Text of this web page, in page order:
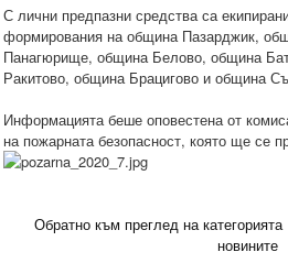
С лични предпазни средства са
формирования на община Пазарджик,
Панагюрище, община Белово, община
Ракитово, община Брацигово и община
Информацията беше оповестена от
на пожарната безопасност, която ще се
Обратно към преглед на категорията
новините